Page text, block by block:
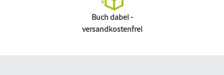
Buch dabei -
versandkostenfrei